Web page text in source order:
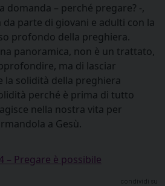
domanda – perché pregare? -,
parte di giovani e adulti con la
profondo della preghiera.
panoramica, non è un trattato,
ma di lasciar
la solidità della preghiera
perché è prima di tutto
nella nostra vita per
a Gesù.
– Pregare è possibile
condividi su